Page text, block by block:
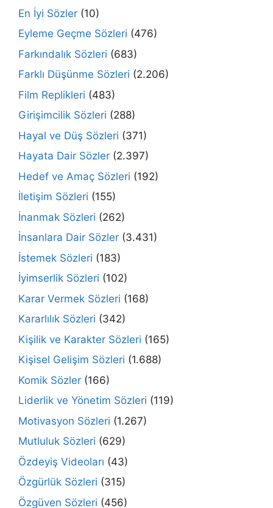
En İyi Sözler (10)
Eyleme Geçme Sözleri (476)
Farkındalık Sözleri (683)
Farklı Düşünme Sözleri (2.206)
Film Replikleri (483)
Girişimcilik Sözleri (288)
Hayal ve Düş Sözleri (371)
Hayata Dair Sözler (2.397)
Hedef ve Amaç Sözleri (192)
İletişim Sözleri (155)
İnanmak Sözleri (262)
İnsanlara Dair Sözler (3.431)
İstemek Sözleri (183)
İyimserlik Sözleri (102)
Karar Vermek Sözleri (168)
Kararlılık Sözleri (342)
Kişilik ve Karakter Sözleri (165)
Kişisel Gelişim Sözleri (1.688)
Komik Sözler (166)
Liderlik ve Yönetim Sözleri (119)
Motivasyon Sözleri (1.267)
Mutluluk Sözleri (629)
Özdeyiş Videoları (43)
Özgürlük Sözleri (315)
Özgüven Sözleri (456)